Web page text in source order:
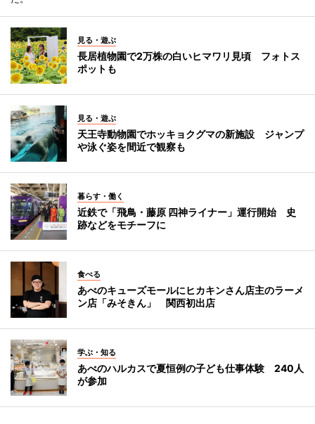
見る・遊ぶ
長居植物園で2万株の白いヒマワリ見頃 フォトス
ポットも
見る・遊ぶ
天王寺動物園でホッキョクグマの新施設 ジャンプ
や泳ぐ姿を間近で観察も
暮らす・働く
近鉄で「飛鳥・藤原 四神ライナー」運行開始 史
跡などをモチーフに
食べる
あべのキューズモールにヒカキンさん店主のラーメ
ン店「みそきん」 関西初出店
学ぶ・知る
あべのハルカスで夏恒例の子ども仕事体験 240人
が参加